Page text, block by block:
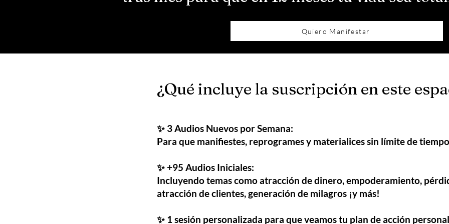
Quiero Manifestar
¿Qué incluye la suscripción en este
✨ 3 Audios Nuevos por Semana:
Para que manifiestes, reprogrames y materialices sin límite de
✨ +95 Audios Iniciales:
Incluyendo temas como atracción de dinero, empoderamiento,
atracción de clientes, generación de milagros ¡y más!
✨ 1 sesión personalizada para que veamos tu plan de acción